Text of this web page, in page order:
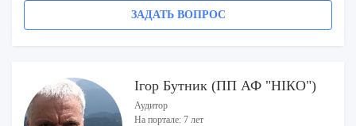
ЗАДАТЬ ВОПРОС
Ігор Бутник (ПП АФ "НІКО")
Аудитор
На портале: 7 лет